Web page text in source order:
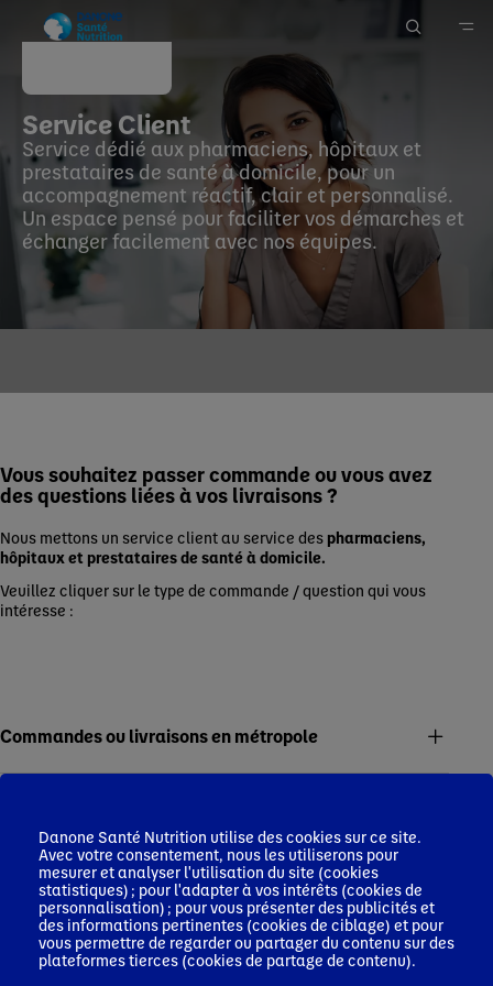
Accueil
Nous Contacter
Service Client
Service dédié aux pharmaciens, hôpitaux et
prestataires de santé à domicile, pour un
accompagnement réactif, clair et personnalisé.
Un espace pensé pour faciliter vos démarches et
échanger facilement avec nos équipes.
Vous souhaitez passer commande ou vous avez
des questions liées à vos livraisons ?
Nous mettons un service client au service des pharmaciens,
hôpitaux et prestataires de santé à domicile.
Veuillez cliquer sur le type de commande / question qui vous
intéresse :
Commandes ou livraisons en métropole
Prix pour marché hôpital
Qualité produit
Danone Santé Nutrition utilise des cookies sur ce site.
Avec votre consentement, nous les utiliserons pour
mesurer et analyser l'utilisation du site (cookies
statistiques) ; pour l'adapter à vos intérêts (cookies de
personnalisation) ; pour vous présenter des publicités et
des informations pertinentes (cookies de ciblage) et pour
vous permettre de regarder ou partager du contenu sur des
plateformes tierces (cookies de partage de contenu).